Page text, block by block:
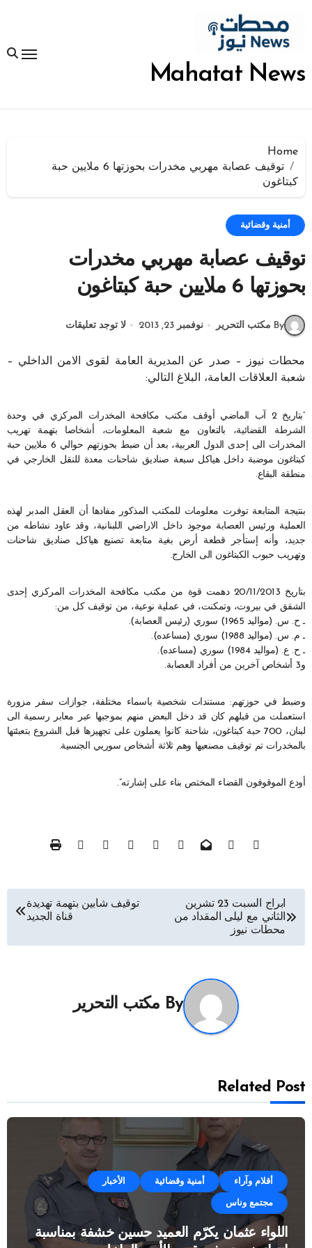
المحتوى
Mahatat News
Home
توقيف عصابة مهربي مخدرات بحوزتها 6 ملايين حبة
كبتاغون
أمنية وقضائية
توقيف عصابة مهربي مخدرات
بحوزتها 6 ملايين حبة كبتاغون
By مكتب التحرير نوفمبر 23, 2013 لا توجد تعليقات
محطات نيوز – صدر عن المديرية العامة لقوى الامن الداخلي –
شعبة العلاقات العامة، البلاغ التالي:
“بتاريخ 2 آب الماضي أوقف مكتب مكافحة المخدرات المركزي في وحدة
الشرطة القضائية، بالتعاون مع شعبة المعلومات، أشخاصا بتهمة تهريب
المخدرات الى إحدى الدول العربية، بعد أن ضبط بحوزتهم حوالي 6 ملايين حبة
كبتاغون موضبة داخل هياكل سبعة صناديق شاحنات معدة للنقل الخارجي في
منطقة البقاع.
بنتيجة المتابعة توفرت معلومات للمكتب المذكور مفادها أن العقل المدبر لهذه
العملية ورئيس العصابة موجود داخل الاراضي اللبنانية، وقد عاود نشاطه من
جديد، وأنه إستأجر قطعة أرض بغية متابعة تصنيع هياكل صناديق شاحنات
وتهريب حبوب الكبتاغون الى الخارج.
بتاريخ 20/11/2013 دهمت قوة من مكتب مكافحة المخدرات المركزي إحدى
الشقق في بيروت، وتمكنت، في عملية نوعية، من توقيف كل من:
ـ ح. س. (مواليد 1965) سوري (رئيس العصابة).
ـ م. س. (مواليد 1988) سوري (مساعده).
ـ ح. ع. (مواليد 1984) سوري (مساعده).
و3 أشخاص آخرين من أفراد العصابة.
وضبط في حوزتهم: مستندات شخصية باسماء مختلفة، جوازات سفر مزورة
استعملت من قبلهم كان قد دخل البعض منهم بموجبها عبر معابر رسمية الى
لبنان، 700 حبة كبتاغون، شاحنة كانوا يعملون على تجهيزها قبل الشروع بتعبئتها
بالمخدرات تم توقيف مصنعيها وهم ثلاثة أشخاص سوريي الجنسية.
أودع الموقوفون القضاء المختص بناء على إشارته”.
تصفّح
المقالات
ابراج السبت 23 تشرين
الثاني مع ليلى المقداد من
محطات نيوز
توقيف شابين بتهمة تهديدة
قناة الجديد
By مكتب التحرير
Related Post
أقلام وآراء أمنية وقضائية الأخبار
مجتمع وناس
اللواء عثمان يكرّم العميد حسين خشفة بمناسبة